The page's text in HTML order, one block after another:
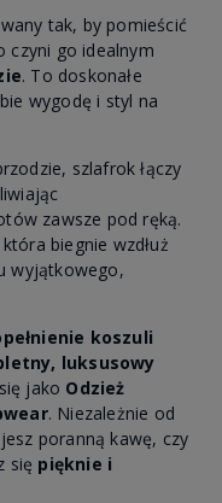
tak, by pomieścić
czyni go idealnym
. To doskonałe
wygodę i styl na
szlafrok łączy
zawsze pod ręką.
biegnie wzdłuż
wyjątkowego,
koszuli
luksusowy
jako Odzież
. Niezależnie od
poranną kawę, czy
się pięknie i